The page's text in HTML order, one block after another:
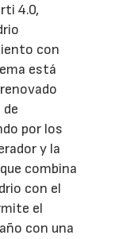
4.0,
con
está
por los
y la
combina
con el
el
con una